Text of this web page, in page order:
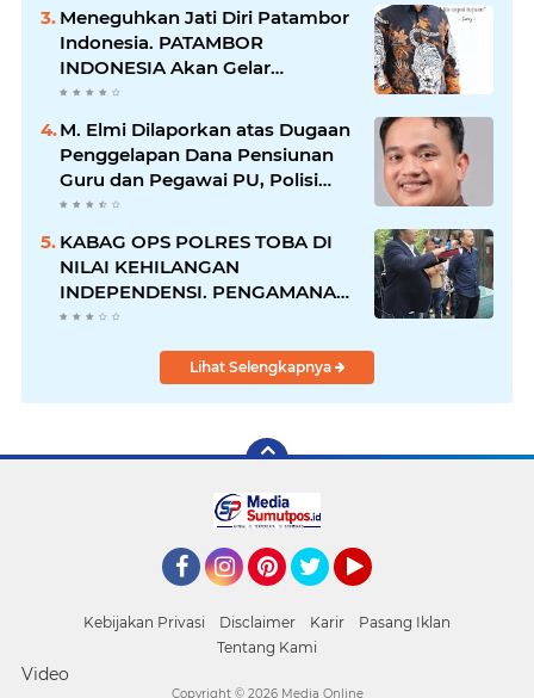
Diciduk Bersama Sabu
Meneguhkan Jati Diri Patambor
Indonesia. PATAMBOR
INDONESIA Akan Gelar
RAKERNAS II Di Jakarta.
M. Elmi Dilaporkan atas Dugaan
Penggelapan Dana Pensiunan
Guru dan Pegawai PU, Polisi
Pastikan Proses Hukum
KABAG OPS POLRES TOBA DI
NILAI KEHILANGAN
INDEPENDENSI. PENGAMANAN
PENEMBOKAN TANAH DI
Lihat Selengkapnya
Kebijakan Privasi Disclaimer Karir
Pasang Iklan
Tentang Kami
Video
Copyright © 2026 Media Online